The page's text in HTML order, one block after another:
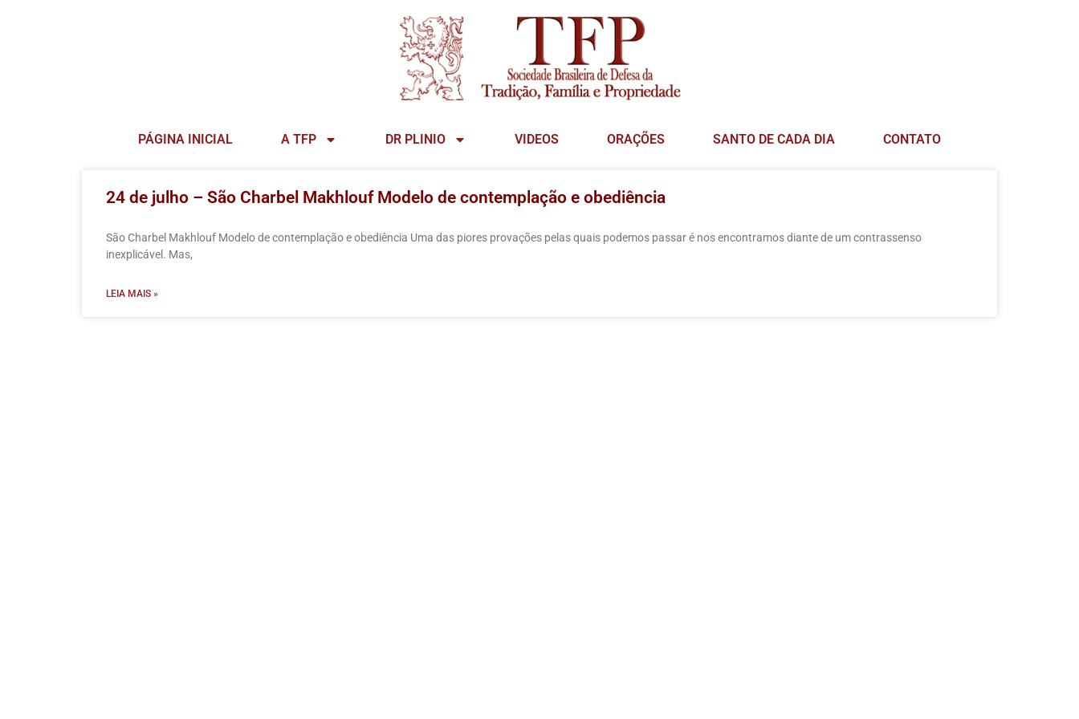
PÁGINA INICIAL A TFP DR PLINIO VIDEOS ORAÇÕES SANTO DE CADA DIA CONTATO
24 de julho – São Charbel Makhlouf Modelo de contemplação e obediência
São Charbel Makhlouf Modelo de contemplação e obediência Uma das piores provações pelas quais podemos passar é nos encontramos diante de um contrassenso
inexplicável. Mas,
LEIA MAIS »